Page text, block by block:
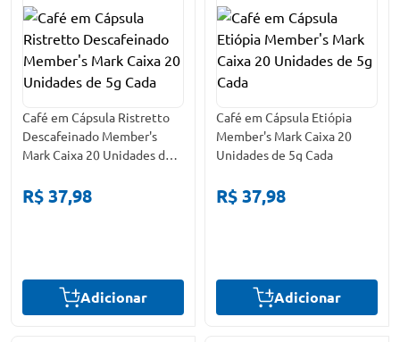
Café em Cápsula Ristretto
Descafeinado Member's
Mark Caixa 20 Unidades de
R$ 37,98
Adicionar
Café em Cápsula Etiópia
Member's Mark Caixa 20
Unidades de 5g Cada
R$ 37,98
Adicionar